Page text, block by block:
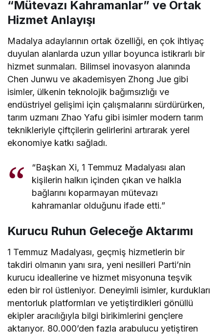
“Mütevazı Kahramanlar” ve Ortak
Hizmet Anlayışı
Madalya adaylarının ortak özelliği, en çok ihtiyaç
duyulan alanlarda uzun yıllar boyunca istikrarlı bir
hizmet sunmaları. Bilimsel inovasyon alanında
Chen Junwu ve akademisyen Zhong Jue gibi
isimler, ülkenin teknolojik bağımsızlığı ve
endüstriyel gelişimi için çalışmalarını sürdürürken,
tarım uzmanı Zhao Yafu gibi isimler modern tarım
teknikleriyle çiftçilerin gelirlerini artırarak yerel
ekonomiye katkı sağladı.
“Başkan Xi, 1 Temmuz Madalyası alan
kişilerin halkın içinden çıkan ve halkla
bağlarını koparmayan mütevazı
kahramanlar olduğunu ifade etti.”
Kurucu Ruhun Geleceğe Aktarımı
1 Temmuz Madalyası, geçmiş hizmetlerin bir
takdiri olmanın yanı sıra, yeni nesilleri Parti’nin
kurucu ideallerine ve hizmet misyonuna teşvik
eden bir rol üstleniyor. Deneyimli isimler, kurdukları
mentorluk platformları ve yetiştirdikleri gönüllü
ekipler aracılığıyla bilgi birikimlerini gençlere
aktarıyor. 80.000’den fazla arabulucu yetiştiren